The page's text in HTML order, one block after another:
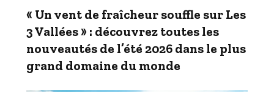
« Un vent de fraîcheur souffle sur Les
3 Vallées » : découvrez toutes les
nouveautés de l’été 2026 dans le plus
grand domaine du monde